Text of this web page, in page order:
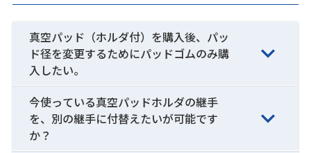
真空パッド（ホルダ付）を購入後、パッ
ド径を変更するためにパッドゴムのみ購
入したい。
今使っている真空パッドホルダの継手
を、別の継手に付替えたいが可能です
か？